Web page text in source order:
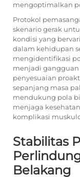
mengoptimalkan
Protokol
skenario gerak
kondisi yang
dalam kehidupan
mengidentifikasi
menjadi
penyesuaian
sepanjang masa
mendukung pola
menjaga
komplikasi
Stabilitas
Belakang